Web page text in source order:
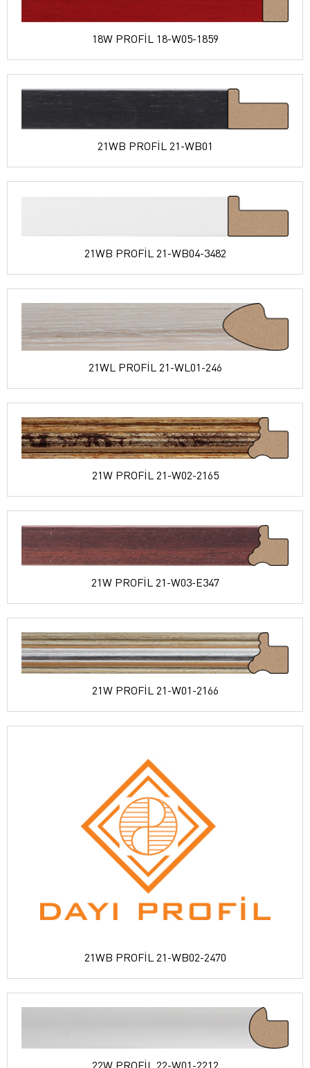
18W PROFİL 18-W05-1859
21WB PROFİL 21-WB01
21WB PROFİL 21-WB04-3482
21WL PROFİL 21-WL01-246
21W PROFİL 21-W02-2165
21W PROFİL 21-W03-E347
21W PROFİL 21-W01-2166
21WB PROFİL 21-WB02-2470